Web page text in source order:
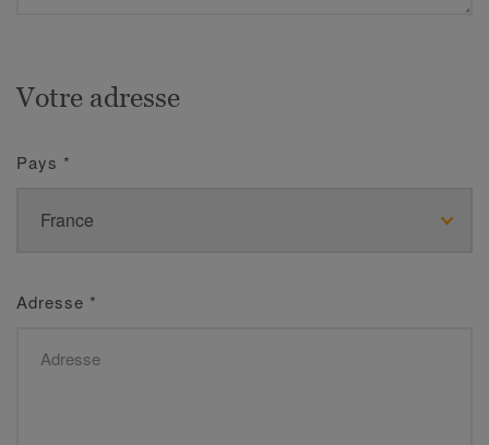
Votre adresse
Pays *
Adresse *